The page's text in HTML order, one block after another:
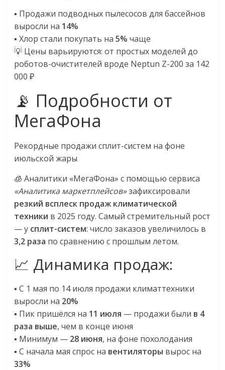
▪️ Продажи подводных пылесосов для бассейнов
выросли на 14%
▪️ Хлор стали покупать на5% чаще
💡 Цены варьируются: от простых моделей до
роботов-очистителей вроде Neptun Z-200 за 142
000 ₽
📡 Подробности от
МегаФона
Рекордные продажи сплит-систем на фоне
июльской жары
🧊 Аналитики «МегаФона» с помощью сервиса
«Аналитика маркетплейсов»зафиксировали
резкий всплеск продаж климатической
техники в 2025 году. Самый стремительный рост
— у сплит-систем: число заказов увеличилось в
3,2 раза по сравнению с прошлым летом.
📈 Динамика продаж:
▪️ С 1 мая по 14 июля продажи климаттехники
выросли на 20%
▪️ Пик пришёлся на 11 июля — продажи были в 4
раза выше, чем в конце июня
▪️ Минимум — 28 июня, на фоне похолодания
▪️ С начала мая спрос на вентиляторы вырос на
33%